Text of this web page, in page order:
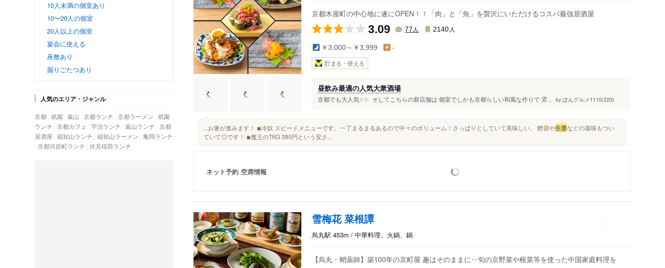
10人未満の個室あり
10〜20人の個室
20人以上の個室
宴会に使える
座敷あり
掘りごたつあり
人気のエリア・ジャンル
京都 祇園 嵐山 京都ランチ 京都ラーメン 祇園
ランチ 京都カフェ 宇治ランチ 嵐山ランチ 京都
居酒屋 福知山ランチ 福知山ラーメン 亀岡ランチ
京都河原町ランチ 伏見稲荷ランチ
京都木屋町の中心地に遂にOPEN！！「肉」と「魚」を贅沢にいただけるコスパ最強居酒屋
3.09 77 人 2140 人
￥3,000～￥3,999 -
貯まる・使える
昼飲み最適の人気大衆酒場
京都でも大人気✨✨ ⁡ そしてこちらの新店舗は 個室でしかも京都らしい和風な作りで 雰... by ぽんグルメ1110(223)
...お箸が進みます！ ◾︎冷奴 スピードメニューです。一丁まるまるあるので中々のボリューム！さっぱりとしていて美味しい。 鰹節や生姜などの薬味もつい
ていて◎です！ ◾︎魔王のTKG 380円という安さ...
ネット予約 空席情報
雪梅花 菜根譚
烏丸駅 453m / 中華料理、火鍋、鍋
【烏丸・蛸薬師】築100年の京町屋 趣はそのままに‥旬の京野菜や根菜等を使った中国家庭料理を